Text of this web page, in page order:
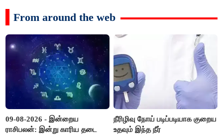
From around the web
09-08-2026 - இன்றைய
ராசிபலன்: இன்று காரிய தடை
நீரிழிவு நோய் படிப்படியாக குறைய
உதவும் இந்த நீர்